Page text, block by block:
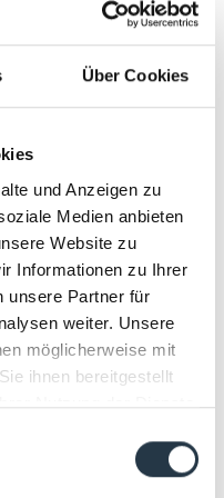
Über Cookies
und Anzeigen zu
Medien anbieten
Website zu
Informationen zu Ihrer
unsere Partner für
weiter. Unsere
möglicherweise mit
ihnen bereitgestellt
Nutzung der Dienste
einzigartige
innerhalb von
Städte in
Detmold und Bad
Sport-Events und
arena richtig! Ob
Kultur, Jazz, Klassik,
Sie Tickets für Ihren
und das direkt vor Ihrer
Ihr Konzert-Ticket